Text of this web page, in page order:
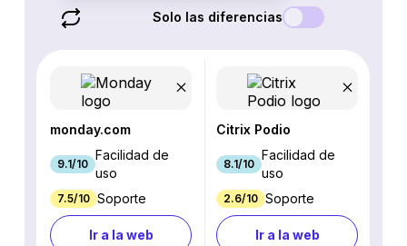
Solo las diferencias
monday.com
9.1/10
Facilidad de
uso
7.5/10 Soporte
Ir a la web
Citrix Podio
8.1/10
Facilidad de
uso
2.6/10 Soporte
Ir a la web